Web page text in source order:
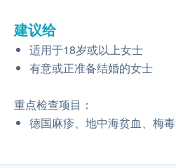
建议给
适用于18岁或以上女士
有意或正准备结婚的女士
重点检查项目：
德国麻疹、地中海贫血、梅毒